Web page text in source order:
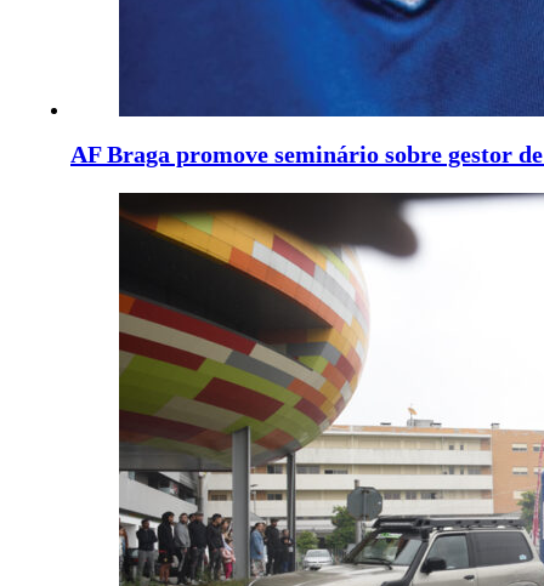
AF Braga promove seminário sobre gestor